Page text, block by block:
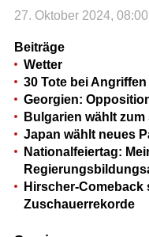
27. Oktober 2024, 08:00
Beiträge
Wetter
30 Tote bei Angriffen
Georgien:
Bulgarien wählt
Japan wählt neues
Nationalfeiertag:
Hirscher-
Zuschauerrekorde